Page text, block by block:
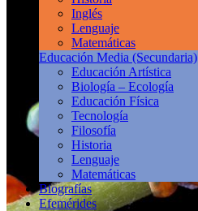
Inglés
Lenguaje
Matemáticas
Educación Media (Secundaria)
Educación Artística
Biología – Ecología
Educación Física
Tecnología
Filosofía
Historia
Lenguaje
Matemáticas
Biografías
Efemérides